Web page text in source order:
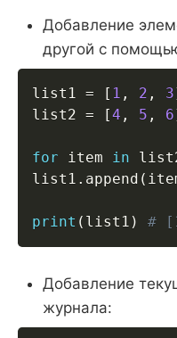
Добавление
другой с
list1 = [ 1 , 2 , 3
list2 = [4 , 5 , 6
for item in
list1 . append (
print ( list1 ) #
Добавление
журнала: